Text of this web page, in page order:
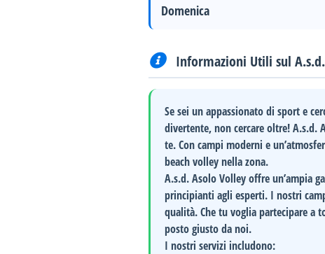
Domenica
Informazioni Utili sul
Se sei un appassionato di sport e
divertente, non cercare oltre! A.s.d.
te. Con campi moderni e
beach volley nella zona.
A.s.d. Asolo Volleyoffre un’ampia
principianti agli esperti. I nostri
qualità. Che tu voglia partecipare a
posto giusto da noi.
I nostri servizi includono: